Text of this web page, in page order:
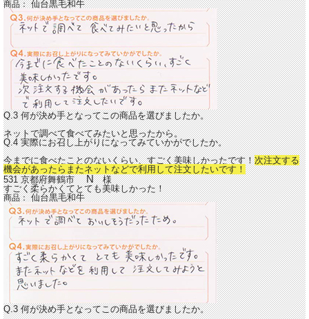
商品：仙台黒毛和牛
Q.3 何が決め手となってこの商品を選びましたか。
ネットで調べて食べてみたいと思ったから。
Q.4 実際にお召し上がりになってみていかがでしたか。
今までに食べたことのないくらい、すごく美味しかったです！次注文する
機会があったらまたネットなどで利用して注文したいです！
531 京都府舞鶴市N様
すごく柔らかくてとても美味しかった！
商品：仙台黒毛和牛
Q.3 何が決め手となってこの商品を選びましたか。